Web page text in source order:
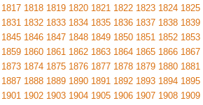
1817 1818 1819 1820 1821 1822 1823 1824 1825
1831 1832 1833 1834 1835 1836 1837 1838 1839
1845 1846 1847 1848 1849 1850 1851 1852 1853
1859 1860 1861 1862 1863 1864 1865 1866 1867
1873 1874 1875 1876 1877 1878 1879 1880 1881
1887 1888 1889 1890 1891 1892 1893 1894 1895
1901 1902 1903 1904 1905 1906 1907 1908 1909